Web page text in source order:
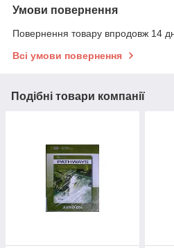
Умови повернення
Повернення товару впродовж 14
Всі умови повернення
Подібні товари компанії